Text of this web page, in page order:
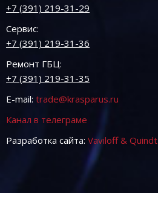
+7 (391) 219-31-29
Сервис:
+7 (391) 219-31-36
Ремонт ГБЦ:
+7 (391) 219-31-35
E-mail: trade@krasparus.ru
Канал в телеграме
Разработка сайта: Vaviloff & Quindt